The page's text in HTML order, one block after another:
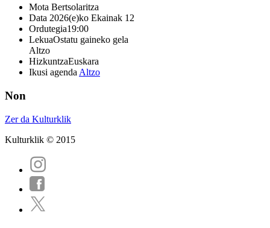
Mota Bertsolaritza
Data 2026(e)ko Ekainak 12
Ordutegia19:00
LekuaOstatu gaineko gela
Altzo
HizkuntzaEuskara
Ikusi agenda Altzo
Non
Zer da Kulturklik
Kulturklik © 2015